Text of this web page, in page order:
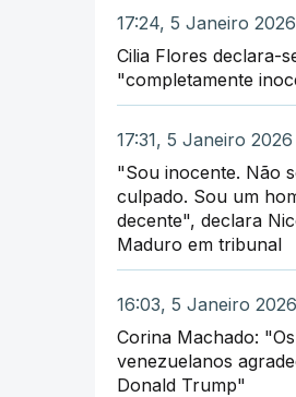
17:24, 5 Janeiro 2026
Cilia Flores declara-
"completamente
17:31, 5 Janeiro 2026
"Sou inocente. Não
culpado. Sou um
decente", declara
Maduro em tribunal
16:03, 5 Janeiro 2026
Corina Machado: "Os
venezuelanos
Donald Trump"